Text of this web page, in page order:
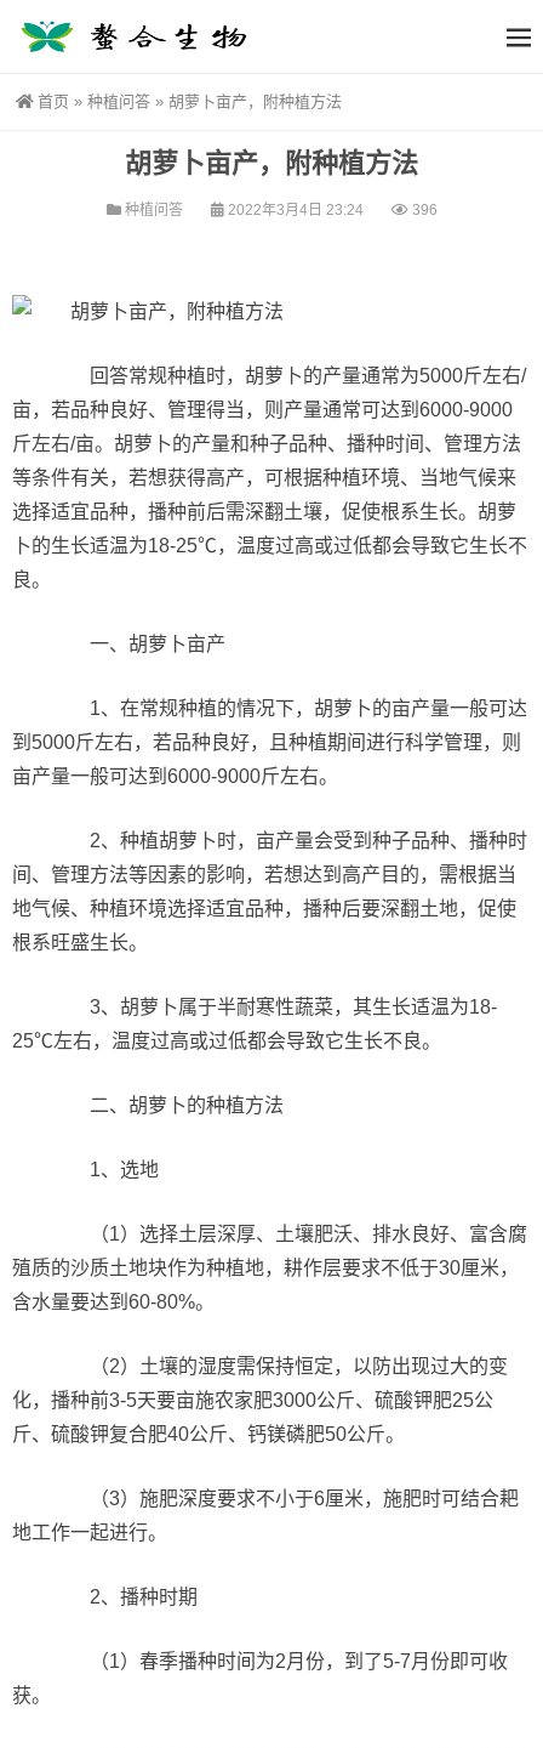
首页 » 种植问答 » 胡萝卜亩产，附种植方法
胡萝卜亩产，附种植方法
种植问答 2022年3月4日 23:24 396
回答常规种植时，胡萝卜的产量通常为5000斤左右/
亩，若品种良好、管理得当，则产量通常可达到6000-9000
斤左右/亩。胡萝卜的产量和种子品种、播种时间、管理方法
等条件有关，若想获得高产，可根据种植环境、当地气候来
选择适宜品种，播种前后需深翻土壤，促使根系生长。胡萝
卜的生长适温为18-25℃，温度过高或过低都会导致它生长不
良。
一、胡萝卜亩产
1、在常规种植的情况下，胡萝卜的亩产量一般可达
到5000斤左右，若品种良好，且种植期间进行科学管理，则
亩产量一般可达到6000-9000斤左右。
2、种植胡萝卜时，亩产量会受到种子品种、播种时
间、管理方法等因素的影响，若想达到高产目的，需根据当
地气候、种植环境选择适宜品种，播种后要深翻土地，促使
根系旺盛生长。
3、胡萝卜属于半耐寒性蔬菜，其生长适温为18-
25℃左右，温度过高或过低都会导致它生长不良。
二、胡萝卜的种植方法
1、选地
（1）选择土层深厚、土壤肥沃、排水良好、富含腐
殖质的沙质土地块作为种植地，耕作层要求不低于30厘米，
含水量要达到60-80%。
（2）土壤的湿度需保持恒定，以防出现过大的变
化，播种前3-5天要亩施农家肥3000公斤、硫酸钾肥25公
斤、硫酸钾复合肥40公斤、钙镁磷肥50公斤。
（3）施肥深度要求不小于6厘米，施肥时可结合耙
地工作一起进行。
2、播种时期
（1）春季播种时间为2月份，到了5-7月份即可收
获。